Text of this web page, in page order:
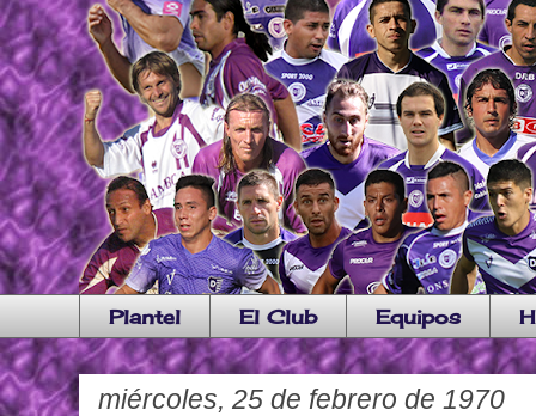
Plantel El Club Equipos
miércoles, 25 de febrero de 1970